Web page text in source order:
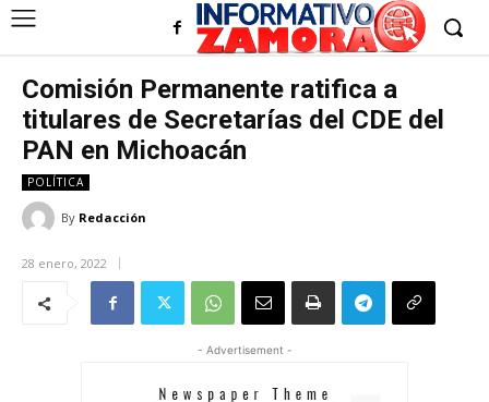
Comisión Permanente ratifica a
titulares de Secretarías del CDE del
PAN en Michoacán
POLÍTICA
By Redacción
28 enero, 2022
- Advertisement -